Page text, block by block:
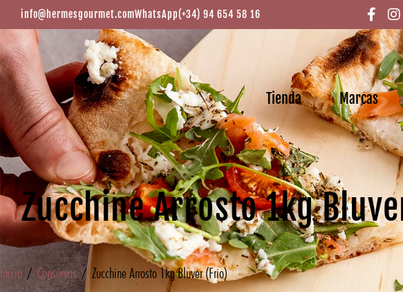
info@hermesgourmet.comWhatsApp(+34) 94 654 58 16
Tienda Marcas
Zucchine Arrosto 1kg
Inicio / Conservas/ Zucchine Arrosto 1kg Bluver (Frio)